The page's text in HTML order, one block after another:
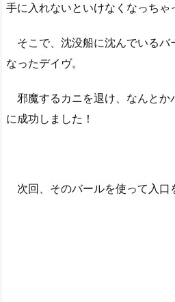
手に入れないといけなくなっちゃ
そこで、沈没船に沈んでいるバ
なったデイヴ。
邪魔するカニを退け、なんとか
に成功しました！
次回、そのバールを使って入口